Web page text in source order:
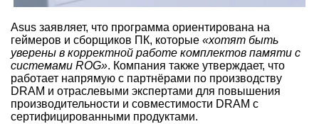
Asus заявляет, что программа ориентирована на
геймеров и сборщиков ПК, которые «хотят быть
уверены в корректной работе комплектов памяти с
системами ROG». Компания также утверждает, что
работает напрямую с партнёрами по производству
DRAM и отраслевыми экспертами для повышения
производительности и совместимости DRAM с
сертифицированными продуктами.